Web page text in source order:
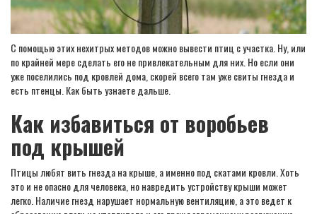
С помощью этих нехитрых методов можно вывести птиц с участка. Ну, или
по крайней мере сделать его не привлекательным для них. Но если они
уже поселились под кровлей дома, скорей всего там уже свиты гнезда и
есть птенцы. Как быть узнаете дальше.
Как избавиться от воробьев
под крышей
Птицы любят вить гнезда на крыше, а именно под скатами кровли. Хоть
это и не опасно для человека, но навредить устройству крыши может
легко. Наличие гнезд нарушает нормальную вентиляцию, а это ведет к